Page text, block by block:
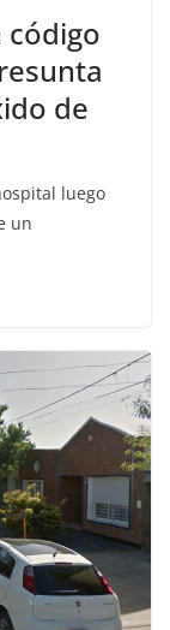
código
de
luego
un